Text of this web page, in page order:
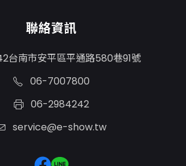
聯絡資訊
台南市安平區平通路580巷91號
06-7007800
06-2984242
service@e-show.tw